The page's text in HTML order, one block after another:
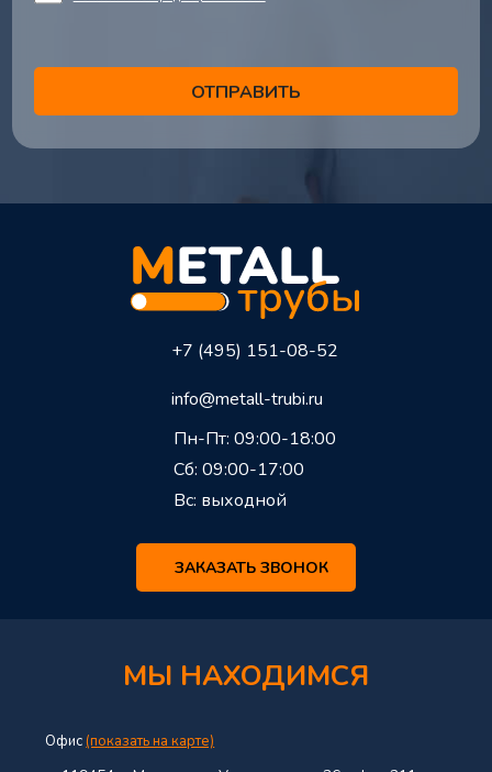
+7 (495) 151-08-52
info@metall-trubi.ru
Пн-Пт: 09:00-18:00
Сб: 09:00-17:00
Вс: выходной
ЗАКАЗАТЬ ЗВОНОК
МЫ НАХОДИМСЯ
Офис(показать на карте)